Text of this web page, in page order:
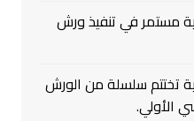
مستمر في تنفيذ ورش
تختتم سلسلة من الورش
الأولي.